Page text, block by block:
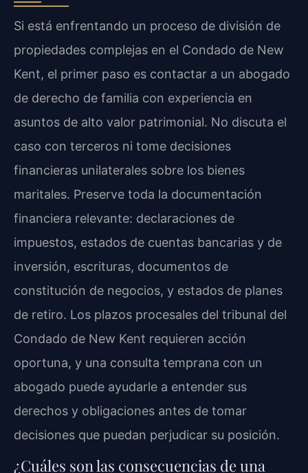
Si está enfrentando un proceso de división de
propiedades complejas en el Condado de New
Kent, el primer paso es contactar a un abogado
de derecho de familia con experiencia en
asuntos de alto valor patrimonial. No discuta el
caso con terceros ni tome decisiones
financieras unilaterales sobre los bienes
maritales. Preserve toda la documentación
financiera relevante: declaraciones de
impuestos, estados de cuentas bancarias y de
inversión, escrituras, documentos de
constitución de negocios, y estados de planes
de retiro. Los plazos procesales del tribunal del
Condado de New Kent requieren acción
oportuna, y una consulta temprana con un
abogado puede ayudarle a entender sus
derechos y obligaciones antes de tomar
decisiones que puedan perjudicar su posición.
¿Cuáles son las consecuencias de una